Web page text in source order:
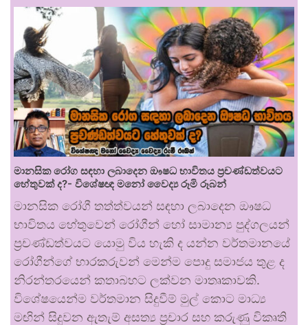
මානසික රෝග සඳහා ලබාදෙන ඖෂධ භාවිතය ප්‍රචණ්ඩත්වයට
හේතුවක් ද?- විශේෂඥ මනෝ වෛද්‍ය රූමි රූබන්
මානසික රෝගී තත්ත්වයන් සඳහා ලබාදෙන ඖෂධ
භාවිතය හේතුවෙන් රෝගීන් හෝ සාමාන්‍ය පුද්ගලයන්
ප්‍රචණ්ඩත්වයට යොමු විය හැකි ද යන්න වර්තමානයේ
රෝගීන්ගේ භාරකරුවන් මෙන්ම පොදු සමාජය තුළ ද
නිරන්තරයෙන් කතාබහට ලක්වන මාතෘකාවකි.
විශේෂයෙන්ම වර්තමාන සිදුවීම් මුල් කොට මාධ්‍ය
මඟින් සිදුවන ඇතැම් අසත්‍ය ප්‍රචාර සහ කරුණු විකෘති